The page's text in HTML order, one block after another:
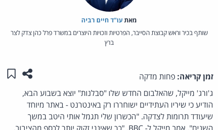
מאת‏עו"ד חיים רביה
שותף בכיר וראש קבוצת הסייבר, הפרטיות וזכויות היוצרים במשרד פרל כהן צדק לצר
ברץ
זמן קריאה: פחות מדקה שתפו
ג'ורג' מייקל, שהאלבום החדש שלו "סבלנות" יוצא בשבוע הבא,
הודיע כי שיריו העתידיים ישוחררו רק באינטרנט - באתר מיוחד
שיעודד תרומות לצדקה. "הכשרון שלי תגמל אותי היטב במשך